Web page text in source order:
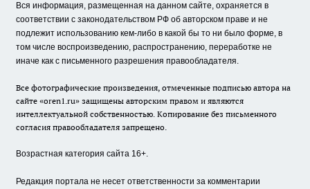
Вся информация, размещенная на данном сайте, охраняется в
соответствии с законодательством РФ об авторском праве и не
подлежит использованию кем-либо в какой бы то ни было форме, в
том числе воспроизведению, распространению, переработке не
иначе как с письменного разрешения правообладателя.
Все фотографические произведения, отмеченные подписью автора на
сайте «oren1.ru» защищены авторским правом и являются
интеллектуальной собственностью. Копирование без письменного
согласия правообладателя запрещено.
Возрастная категория сайта 16+.
Редакция портала не несет ответственности за комментарии